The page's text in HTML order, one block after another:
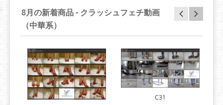
8月の新着商品 - クラッシュフェチ動画
（中華系）
C31